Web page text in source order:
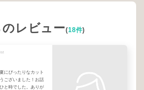
レビュー(18件)
にぴったりなカット
ございました！お話
と時でした。ありが